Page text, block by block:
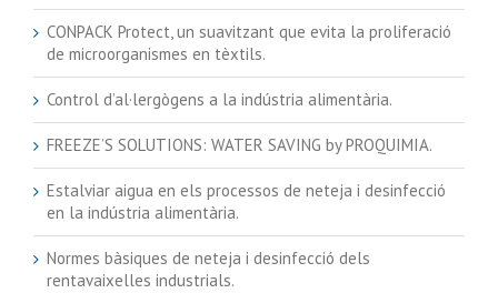
CONPACK Protect, un suavitzant que evita la proliferació
de microorganismes en tèxtils.
Control d’al·lergògens a la indústria alimentària.
FREEZE’S SOLUTIONS: WATER SAVING by PROQUIMIA.
Estalviar aigua en els processos de neteja i desinfecció
en la indústria alimentària.
Normes bàsiques de neteja i desinfecció dels
rentavaixelles industrials.